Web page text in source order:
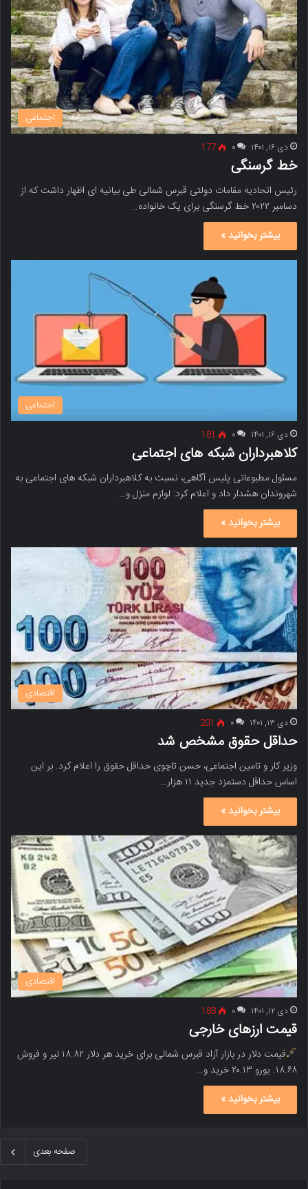
اجتماعی
دی ۱۶, ۱۴۰۱ ۰ 177
خط گرسنگی
رئیس اتحادیه مقامات دولتی قبرس شمالی طی بیانیه ای اظهار داشت که از
دسامبر ۲۰۲۲ خط گرسنگی برای یک خانواده…
بیشتر بخوانید »
اجتماعی
دی ۱۶, ۱۴۰۱ ۰ 181
کلاهبرداران شبکه های اجتماعی
مسئول مطبوعاتی پلیس آگاهی، نسبت به کلاهبرداران شبکه های اجتماعی به
شهروندان هشدار داد و اعلام کرد: لوازم منزل و…
بیشتر بخوانید »
اقتصادی
دی ۱۳, ۱۴۰۱ ۰ 201
حداقل حقوق مشخص شد
وزیر کار و تامین اجتماعی، حسن تاچوی حداقل حقوق را اعلام کرد. بر این
اساس حداقل دستمزد جدید ۱۱ هزار…
بیشتر بخوانید »
اقتصادی
دی ۱۲, ۱۴۰۱ ۰ 188
قیمت ارزهای خارجی
قیمت دلار در بازار آزاد قبرس شمالی برای خرید هر دلار ۱۸.۸۲ لیر و فروش
۱۸.۶۸. یورو ۲۰.۱۳ خرید و…
بیشتر بخوانید »
صفحه بعدی